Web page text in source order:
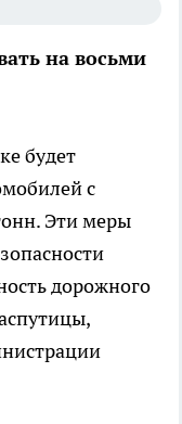
на восьми
будет
с
Эти меры
дорожного